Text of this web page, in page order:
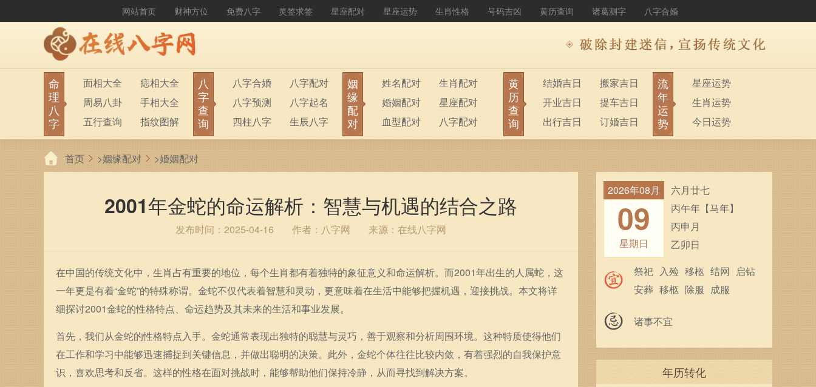
网站首页 财神方位 免费八字 灵签求签 星座配对 星座运势 生肖性格 号码吉凶 黄历查询 诸葛测字 八字合婚
命
理
八
字
面相大全
痣相大全
周易八卦
手相大全
五行查询
指纹图解
生男生女
称骨算命
前世今生
塔罗占卜
八
字
查
询
八字合婚
八字配对
八字预测
八字起名
四柱八字
生辰八字
六十甲子
八字排盘
姻
缘
配
对
姓名配对
生肖配对
婚姻配对
星座配对
血型配对
八字配对
黄
历
查
询
结婚吉日
搬家吉日
开业吉日
提车吉日
出行吉日
订婚吉日
流
年
运
势
星座运势
生肖运势
今日运势
首页 >姻缘配对 >婚姻配对
2001年金蛇的命运解析：智慧与机遇的结合之路
发布时间：2025-04-16 作者：八字网 来源：在线八字网
在中国的传统文化中，生肖占有重要的地位，每个生肖都有着独特的象征意义和命运解析。而2001年出生的人属蛇，这
一年更是有着“金蛇”的特殊称谓。金蛇不仅代表着智慧和灵动，更意味着在生活中能够把握机遇，迎接挑战。本文将详
细探讨2001金蛇的性格特点、命运趋势及其未来的生活和事业发展。
首先，我们从金蛇的性格特点入手。金蛇通常表现出独特的聪慧与灵巧，善于观察和分析周围环境。这种特质使得他们
在工作和学习中能够迅速捕捉到关键信息，并做出聪明的决策。此外，金蛇个体往往比较内敛，有着强烈的自我保护意
识，喜欢思考和反省。这样的性格在面对挑战时，能够帮助他们保持冷静，从而寻找到解决方案。
2026年08月
09
星期日
六月廿七
丙午年【马年】
丙申月
乙卯日
祭祀 入殓 移柩 结网 启钻
安葬 移柩 除服 成服
诸事不宜
年历转化